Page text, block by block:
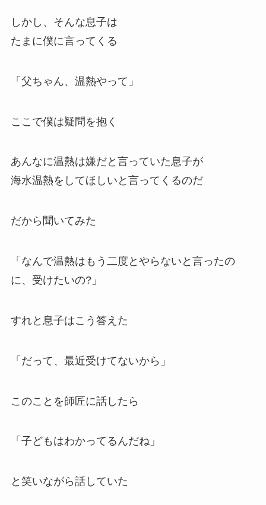
しかし、そんな息子は
たまに僕に言ってくる
「父ちゃん、温熱やって」
ここで僕は疑問を抱く
あんなに温熱は嫌だと言っていた息子が
海水温熱をしてほしいと言ってくるのだ
だから聞いてみた
「なんで温熱はもう二度とやらないと言ったの
に、受けたいの?」
すれと息子はこう答えた
「だって、最近受けてないから」
このことを師匠に話したら
「子どもはわかってるんだね」
と笑いながら話していた